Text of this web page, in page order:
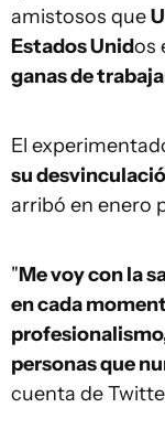
amistosos que
Estados Unidos
ganas de
El
su
arribó en enero
"Me voy con la
en cada
personas que
cuenta de